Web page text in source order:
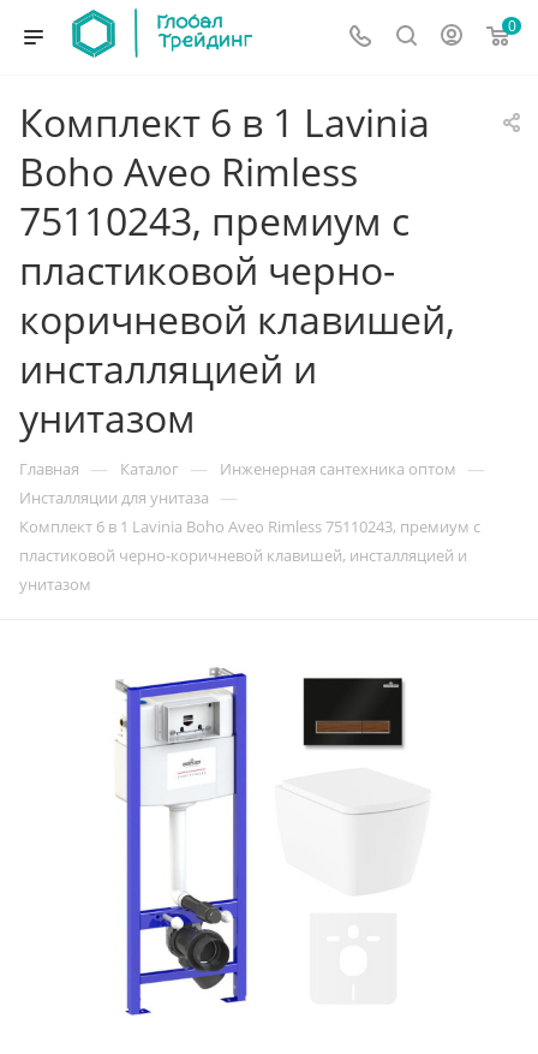
0
Комплект 6 в 1 Lavinia
Boho Aveo Rimless
75110243, премиум с
пластиковой черно-
коричневой клавишей,
инсталляцией и
унитазом
Главная — Каталог — Инженерная сантехника оптом —
Инсталляции для унитаза —
Комплект 6 в 1 Lavinia Boho Aveo Rimless 75110243, премиум с
пластиковой черно-коричневой клавишей, инсталляцией и
унитазом